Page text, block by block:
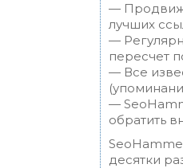
—
лучших
—
пересчет
— Все
—
обратить
десятки